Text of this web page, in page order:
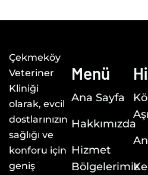
Çekmeköy
Veteriner
Kliniği
olarak, evcil
dostlarınızın
sağlığı ve
konforu için
geniş
Menü
Ana Sayfa
Hakkımızda
Hizmet
Bölgelerimiz